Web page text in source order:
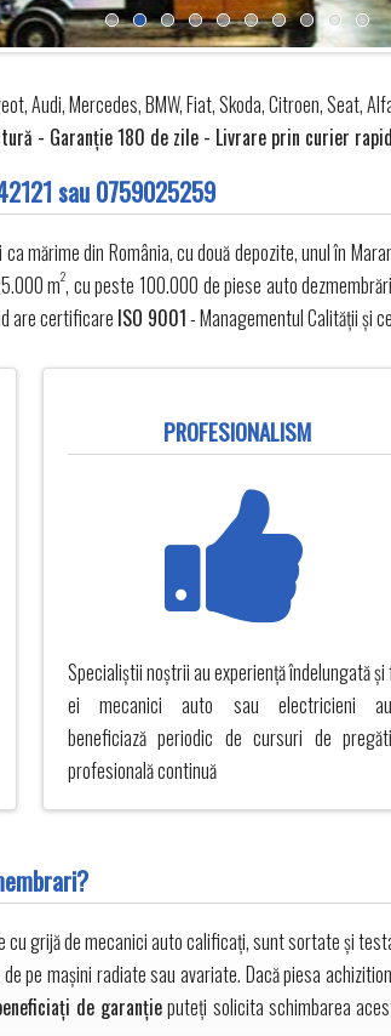
Audi, Mercedes, BMW, Fiat, Skoda, Citroen, Seat,
- Garanţie 180 de zile - Livrare prin curier rapid
sau0759025259
mărime din România, cu două depozite, unul în
m2, cu peste 100.000 de piese auto
are certificare ISO 9001- Managementul Calității și
PROFESIONALISM
Specialiștii noștrii au experiență îndelungată și
ei mecanici auto sau electricieni
beneficiază periodic de cursuri de
profesională continuă
cu grijă de mecanici auto calificați, sunt sortate și
pe mașini radiate sau avariate. Dacă piesa
de garanțieputeți solicita schimbarea